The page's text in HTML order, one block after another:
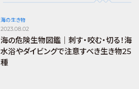
海の生き物
2023.08.02
海の危険生物図鑑｜刺す・咬む・切る！海
水浴やダイビングで注意すべき生き物25
種